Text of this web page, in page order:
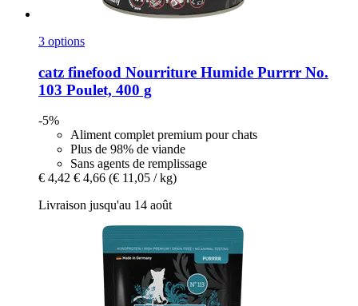
3 options
catz finefood Nourriture Humide Purrrr No.
103 Poulet, 400 g
-5%
Aliment complet premium pour chats
Plus de 98% de viande
Sans agents de remplissage
€ 4,42 € 4,66 (€ 11,05 / kg)
Livraison jusqu'au 14 août